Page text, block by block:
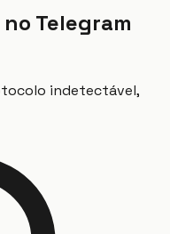
Telegram
indetectável,